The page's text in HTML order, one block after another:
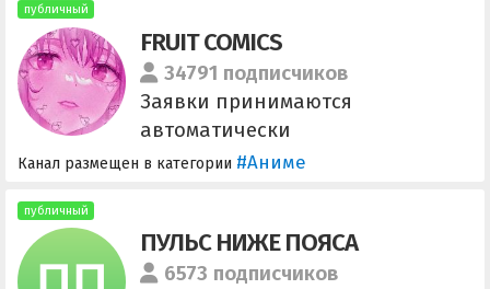
публичный
FRUIT COMICS
34791 подписчиков
Заявки принимаются
автоматически
Канал размещен в категории #Аниме
публичный
ПУЛЬС НИЖЕ ПОЯСА
6573 подписчиков